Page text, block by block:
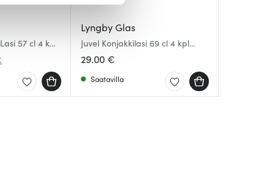
alan
muihin tietoihin, joita
57 cl 4 kpl
Lyngby Glas
Juvel Konjakkilasi 69 cl 4 kpl
Kirkas
29.00 €
Saatavilla